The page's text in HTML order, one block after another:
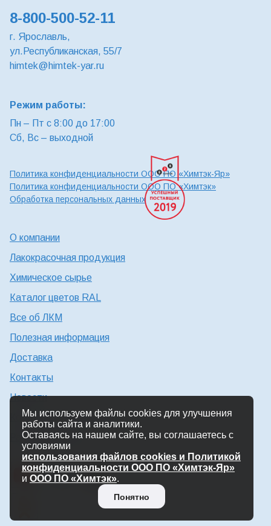
8-800-500-52-11
г. Ярославль,
ул.Республиканская, 55/7
himtek@himtek-yar.ru
Режим работы:
Пн – Пт с 8:00 до 17:00
Сб, Вс – выходной
Политика конфиденциальности ООО ПО «Химтэк-Яр»
Политика конфиденциальности ООО ПО «Химтэк»
Обработка персональных данных
О компании
Лакокрасочная продукция
Химическое сырье
Каталог цветов RAL
Все об ЛКМ
Полезная информация
Доставка
Контакты
Новости
Консультация технолога
Работа в Химтэк
Мы используем файлы cookies для улучшения
работы сайта и аналитики.
Оставаясь на нашем сайте, вы соглашаетесь с
условиями
использования файлов cookies и Политикой
конфиденциальности ООО ПО «Химтэк-Яр»
и ООО ПО «Химтэк».
Понятно